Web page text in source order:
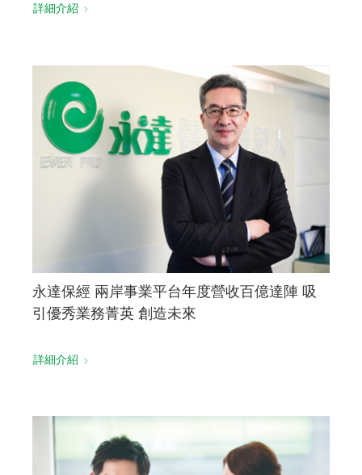
詳細介紹
永達保經 兩岸事業平台年度營收百億達陣 吸
引優秀業務菁英 創造未來
詳細介紹